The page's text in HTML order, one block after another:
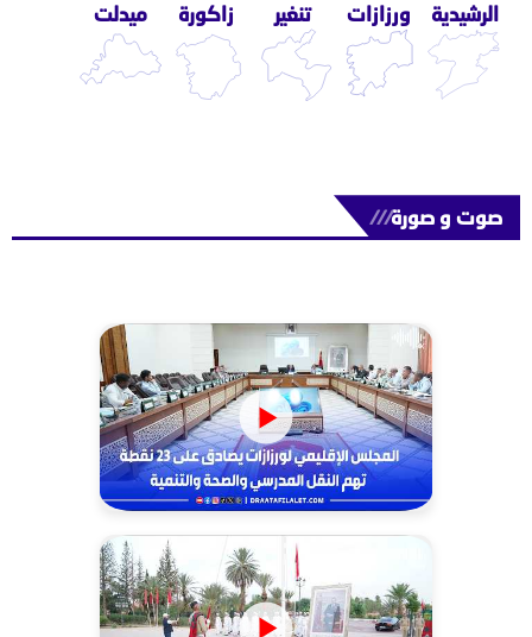
الرشيدية ورزازات تنغير زاكورة ميدلت
صوت و صورة///